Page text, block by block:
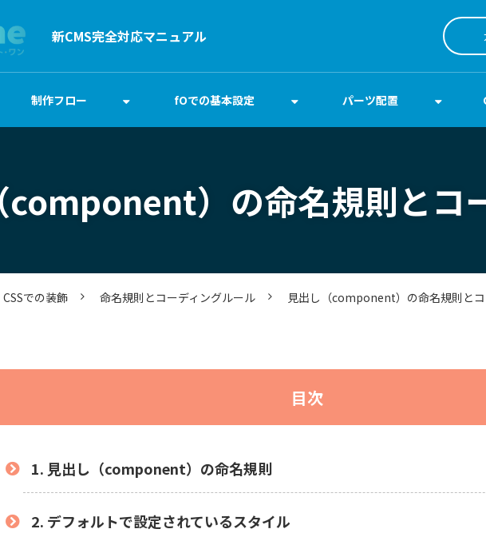
新CMS完全対応マニュアル
制作フロー fOでの基本設定 パーツ配置
component）の命名規則とコ
CSSでの装飾 命名規則とコーディングルール 見出し（component）の命名規則と
目次
1. 見出し（component）の命名規則
2. デフォルトで設定されているスタイル